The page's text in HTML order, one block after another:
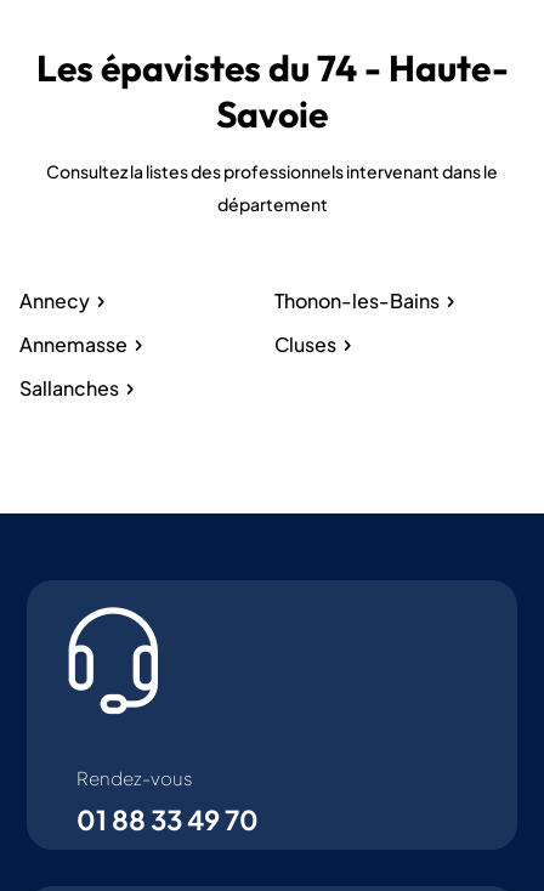
Les épavistes du 74 - Haute-
Savoie
Consultez la listes des professionnels intervenant dans le
département
Annecy
Thonon-les-Bains
Annemasse
Cluses
Sallanches
Rendez-vous
01 88 33 49 70